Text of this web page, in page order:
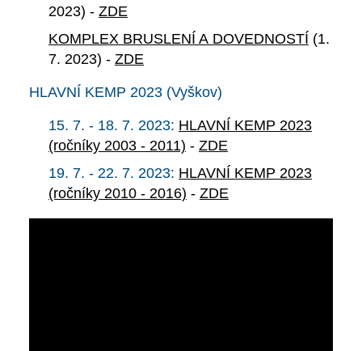
2023) - ZDE
KOMPLEX BRUSLENÍ A DOVEDNOSTÍ (1.
7. 2023) - ZDE
HLAVNÍ KEMP 2023 (Vyškov)
15. 7. - 18. 7. 2023: HLAVNÍ KEMP 2023
(ročníky 2003 - 2011) - ZDE
19. 7. - 22. 7. 2023: HLAVNÍ KEMP 2023
(ročníky 2010 - 2016) - ZDE